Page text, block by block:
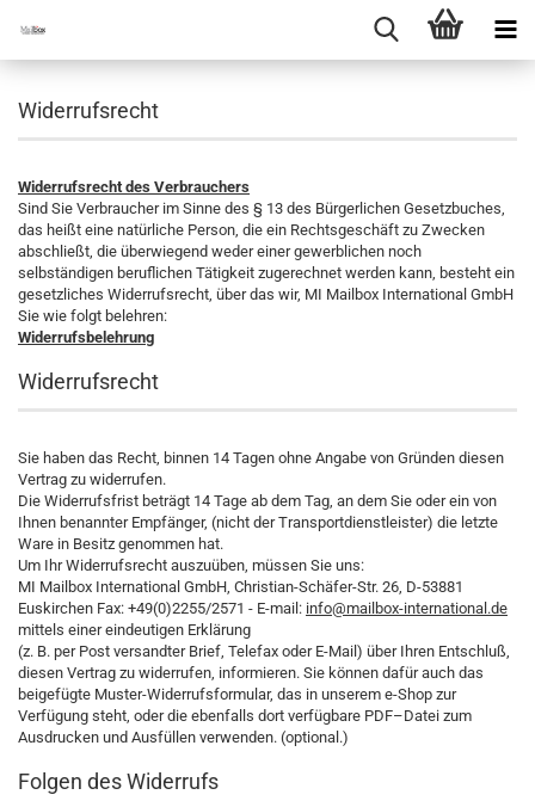
Widerrufsrecht
Widerrufsrecht des Verbrauchers
Sind Sie Verbraucher im Sinne des § 13 des Bürgerlichen Gesetzbuches,
das heißt eine natürliche Person, die ein Rechtsgeschäft zu Zwecken
abschließt, die überwiegend weder einer gewerblichen noch
selbständigen beruflichen Tätigkeit zugerechnet werden kann, besteht ein
gesetzliches Widerrufsrecht, über das wir, MI Mailbox International GmbH
Sie wie folgt belehren:
Widerrufsbelehrung
Widerrufsrecht
Sie haben das Recht, binnen 14 Tagen ohne Angabe von Gründen diesen
Vertrag zu widerrufen.
Die Widerrufsfrist beträgt 14 Tage ab dem Tag, an dem Sie oder ein von
Ihnen benannter Empfänger, (nicht der Transportdienstleister) die letzte
Ware in Besitz genommen hat.
Um Ihr Widerrufsrecht auszuüben, müssen Sie uns:
MI Mailbox International GmbH, Christian-Schäfer-Str. 26, D-53881
Euskirchen Fax: +49(0)2255/2571 - E-mail: info@mailbox-international.de
mittels einer eindeutigen Erklärung
(z. B. per Post versandter Brief, Telefax oder E-Mail) über Ihren Entschluß,
diesen Vertrag zu widerrufen, informieren. Sie können dafür auch das
beigefügte Muster-Widerrufsformular, das in unserem e-Shop zur
Verfügung steht, oder die ebenfalls dort verfügbare PDF–Datei zum
Ausdrucken und Ausfüllen verwenden. (optional.)
Folgen des Widerrufs